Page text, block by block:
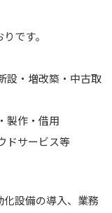
です。
設・増改築・中古取
製作・借用
ドサービス等
設備の導入、業務